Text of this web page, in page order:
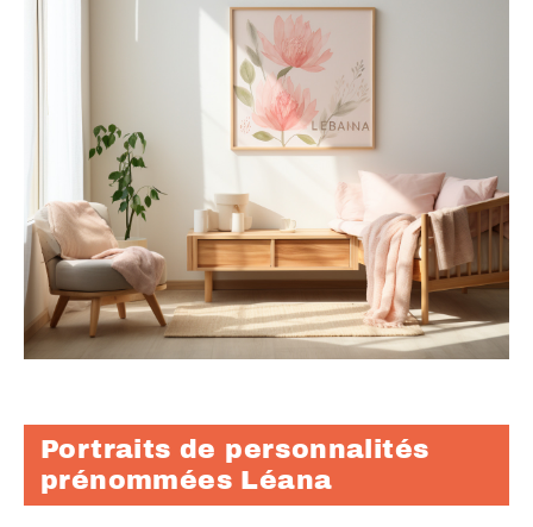
Portraits de personnalités
prénommées Léana